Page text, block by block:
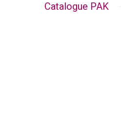
Catalogue PAK